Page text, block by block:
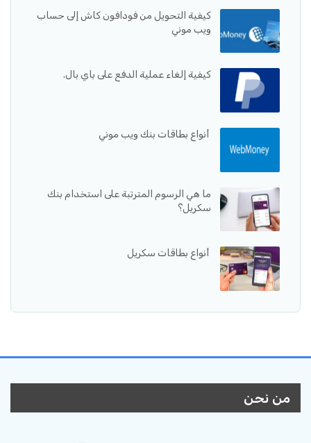
كيفية التحويل من فودافون كاش إلى حساب
ويب موني
كيفية إلغاء عملية الدفع على باي بال.
أنواع بطاقات بنك ويب موني
ما هي الرسوم المترتبة على استخدام بنك
سكريل؟
أنواع بطاقات سكريل
من نحن